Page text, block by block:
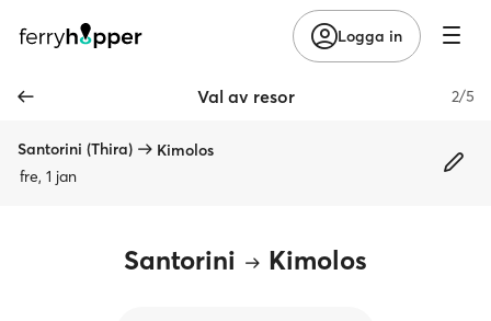
Logga in
Val av resor 2/5
Santorini (Thira)
Kimolos
fre, 1 jan
Santorini Kimolos